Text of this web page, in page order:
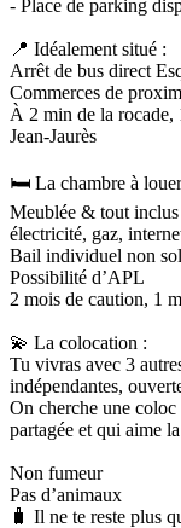
- Place de parking
📍 Idéalement situé :
Arrêt de bus direct
Commerces de
À 2 min de la rocade,
Jean-Jaurès
🛏️ La chambre à
Meublée & tout inclus
électricité, gaz,
Bail individuel non
Possibilité d’APL
2 mois de caution, 1
💫 La colocation :
Tu vivras avec 3
indépendantes,
On cherche une coloc
partagée et qui aime
Non fumeur
Pas d’animaux
🧳 Il ne te reste plus